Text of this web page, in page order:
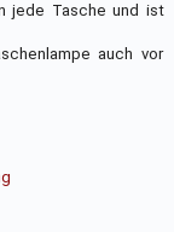
jede Tasche und ist
auch vor